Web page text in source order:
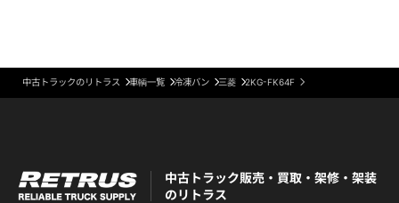
中古トラックのリトラス 車輌一覧 冷凍バン 三菱 2KG-FK64F
中古トラック販売・買取・架修・架装
のリトラス